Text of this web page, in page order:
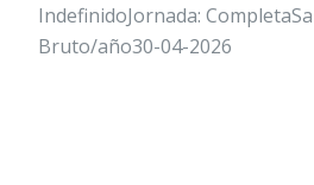
IndefinidoJornada:
Bruto/año30-04-2026